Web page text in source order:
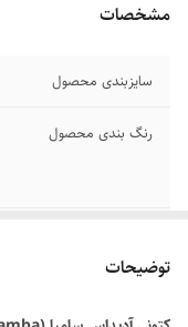
مشخصات
سایزبندی محصول
رنگ بندی محصول
توضیحات